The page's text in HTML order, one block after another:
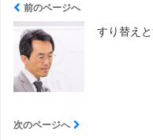
前のページへ
すり替え
次のページへ